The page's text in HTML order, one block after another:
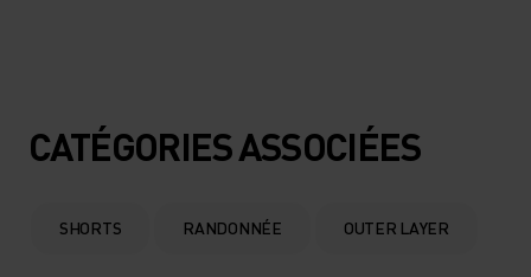
CATÉGORIES ASSOCIÉES
SHORTS RANDONNÉE OUTER LAYER